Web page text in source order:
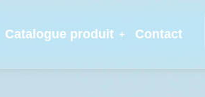
Catalogue produit Contact